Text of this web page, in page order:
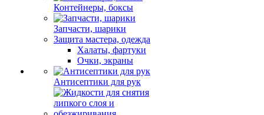
Контейнеры, боксы
Запчасти, шарики
Защита мастера, одежда
Халаты, фартуки
Очки, экраны
Антисептики для рук